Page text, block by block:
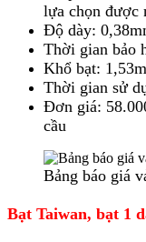
lựa chọn được
Độ dày:
Thời gian bảo
Khổ bạt:
Thời gian sử
Đơn giá:
cầu
Bảng báo giá
Bạt Taiwan, bạt 1